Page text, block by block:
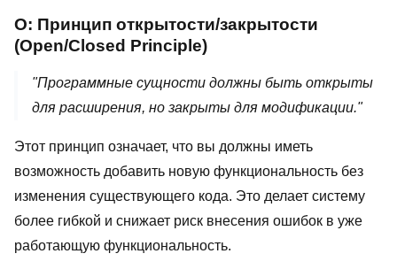
O: Принцип открытости/закрытости
(Open/Closed Principle)
"Программные сущности должны быть открыты
для расширения, но закрыты для модификации."
Этот принцип означает, что вы должны иметь
возможность добавить новую функциональность без
изменения существующего кода. Это делает систему
более гибкой и снижает риск внесения ошибок в уже
работающую функциональность.